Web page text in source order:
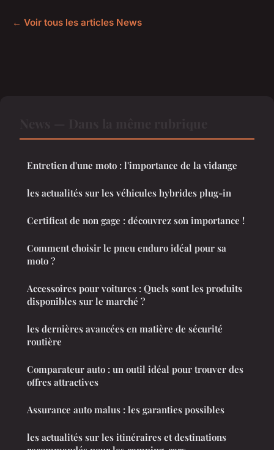
← Voir tous les articles News
Entretien d'une moto : l'importance de la vidange
les actualités sur les véhicules hybrides plug-in
Certificat de non gage : découvrez son importance !
Comment choisir le pneu enduro idéal pour sa
moto ?
Accessoires pour voitures : Quels sont les produits
disponibles sur le marché ?
les dernières avancées en matière de sécurité
routière
Comparateur auto : un outil idéal pour trouver des
offres attractives
Assurance auto malus : les garanties possibles
les actualités sur les itinéraires et destinations